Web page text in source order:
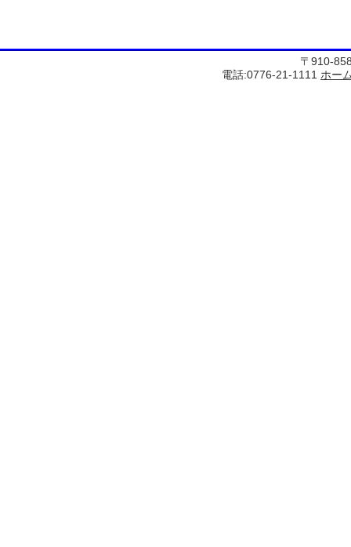
〒910-
電話:0776-21-1111 ホー